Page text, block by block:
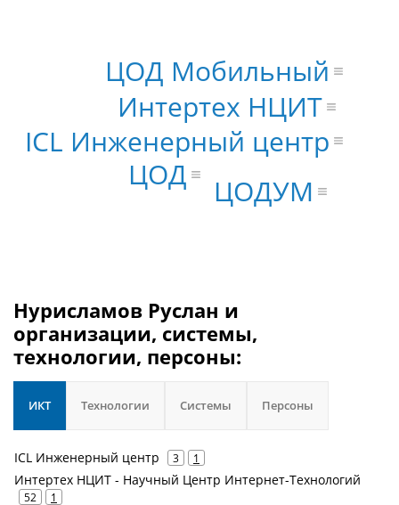
ICL Инженерный центр
Интертех НЦИТ
ЦОД
ЦОД Мобильный
ЦОДУМ
Нурисламов Руслан и
организации, системы,
технологии, персоны:
ИКТ Технологии Системы Персоны
ICL Инженерный центр 3 1
Интертех НЦИТ - Научный Центр Интернет-Технологий
52 1